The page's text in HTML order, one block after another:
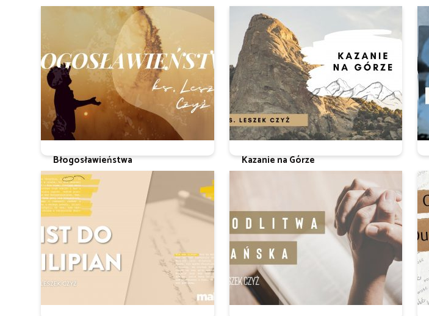
Błogosławieństwa
Ks. Leszek Czyż
Kazanie na Górze
Ks. Leszek Czyż